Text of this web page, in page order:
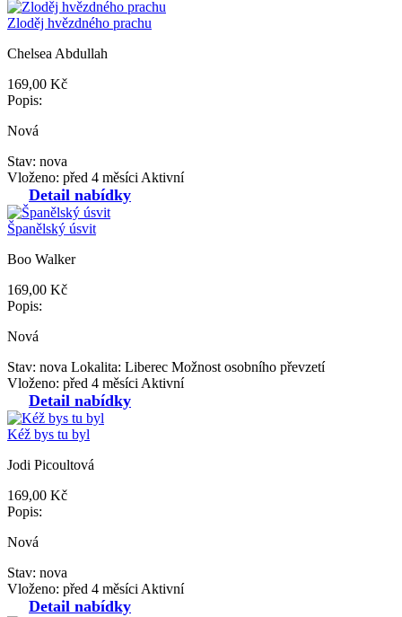
Zloděj hvězdného prachu
Chelsea Abdullah
169,00 Kč
Popis:
Nová
Stav: nova
Vloženo: před 4 měsíci Aktivní
Detail nabídky
Španělský úsvit
Boo Walker
169,00 Kč
Popis:
Nová
Stav: nova Lokalita: Liberec Možnost osobního převzetí
Vloženo: před 4 měsíci Aktivní
Detail nabídky
Kéž bys tu byl
Jodi Picoultová
169,00 Kč
Popis:
Nová
Stav: nova
Vloženo: před 4 měsíci Aktivní
Detail nabídky